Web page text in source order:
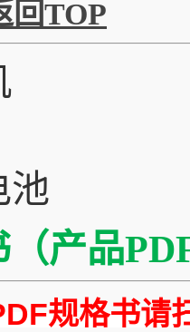
回TOP
池
（产品
规格书请